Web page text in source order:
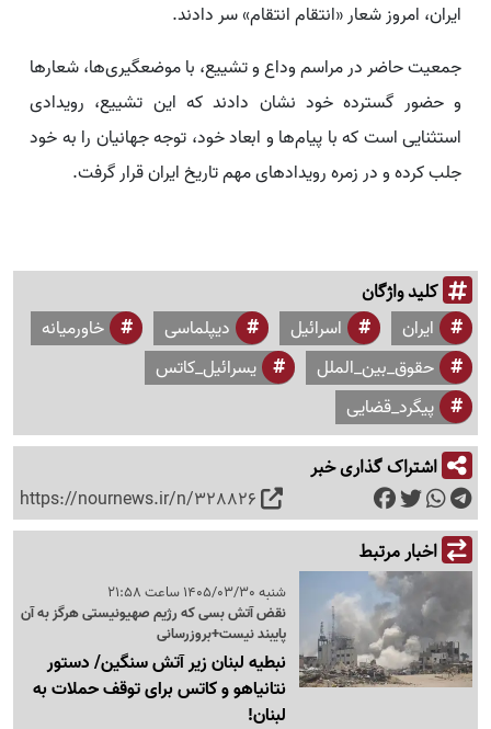
ایران، امروز شعار «انتقام انتقام» سر دادند.
جمعیت حاضر در مراسم وداع و تشییع، با موضعگیری‌ها، شعارها
و حضور گسترده خود نشان دادند که این تشییع، رویدادی
استثنایی است که با پیام‌ها و ابعاد خود، توجه جهانیان را به خود
جلب کرده و در زمره رویدادهای مهم تاریخ ایران قرار گرفت.
کلید واژگان
ایران اسرائیل دیپلماسی
خاورمیانه
حقوق_بین_الملل
یسرائیل_کاتس
پیگرد_قضایی
اشتراک گذاری خبر
https://nournews.ir/n/328826
اخبار مرتبط
شنبه 1405/03/30 ساعت 21:58
نقض آتش بسی که رژیم صهیونیستی هرگز به آن
پایبند نیست+بروزرسانی
نبطیه لبنان زیر آتش سنگین/ دستور
نتانیاهو و کاتس برای توقف حملات به
لبنان!